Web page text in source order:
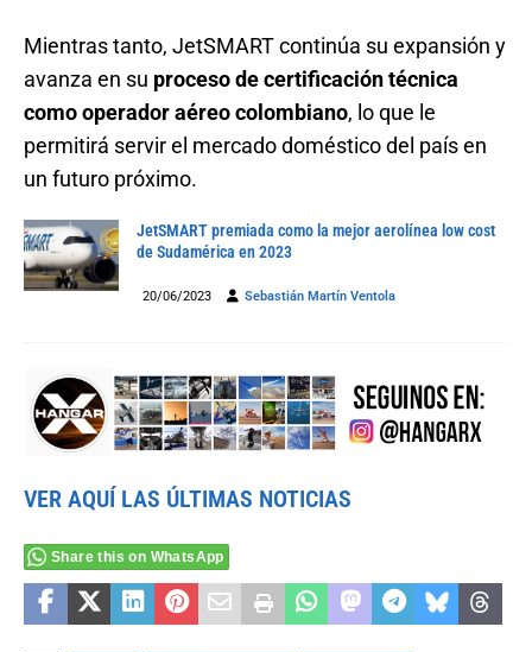
Mientras tanto, JetSMART continúa su expansión y
avanza en su proceso de certificación técnica
como operador aéreo colombiano, lo que le
permitirá servir el mercado doméstico del país en
un futuro próximo.
JetSMART premiada como la mejor aerolínea low cost
de Sudamérica en 2023
20/06/2023 Sebastián Martín Ventola
VER AQUÍ LAS ÚLTIMAS NOTICIAS
Share this on WhatsApp